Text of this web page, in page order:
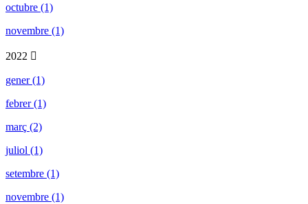
octubre (1)
novembre (1)
2022
gener (1)
febrer (1)
març (2)
juliol (1)
setembre (1)
novembre (1)